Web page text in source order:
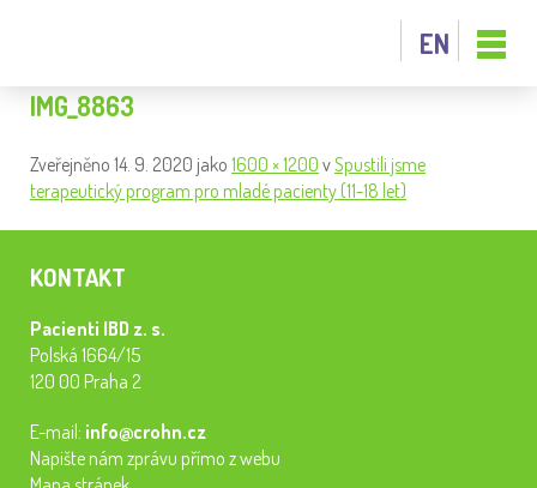
EN
IMG_8863
Zveřejněno 14. 9. 2020 jako 1600 × 1200 vSpustili jsme
terapeutický program pro mladé pacienty (11-18 let)
KONTAKT
Pacienti IBD z. s.
Polská 1664/15
120 00 Praha 2
E-mail: info@crohn.cz
Napište nám zprávu přímo z webu